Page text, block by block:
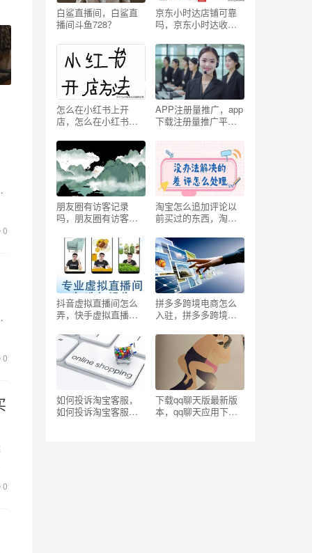
0
0
0
白鲨直播间，白鲨直
播间斗鱼728？
京东小时达店铺可靠
吗，京东小时达收费
怎么在小红书上开
店，怎么在小红书上
APP注册量推广，app
下载注册量推广平
朋友圈有访客记录
吗，朋友圈有访客记
淘宝怎么追加评论以
前买过的东西，淘宝
过的东西的评论？
抖音虚拟直播间怎么
弄，快手虚拟直播间
拼多多跨境电商怎么
入驻，拼多多跨境电
如何投诉淘宝客服，
如何投诉淘宝客服小
下载qq聊天版最新版
本，qq聊天应用下